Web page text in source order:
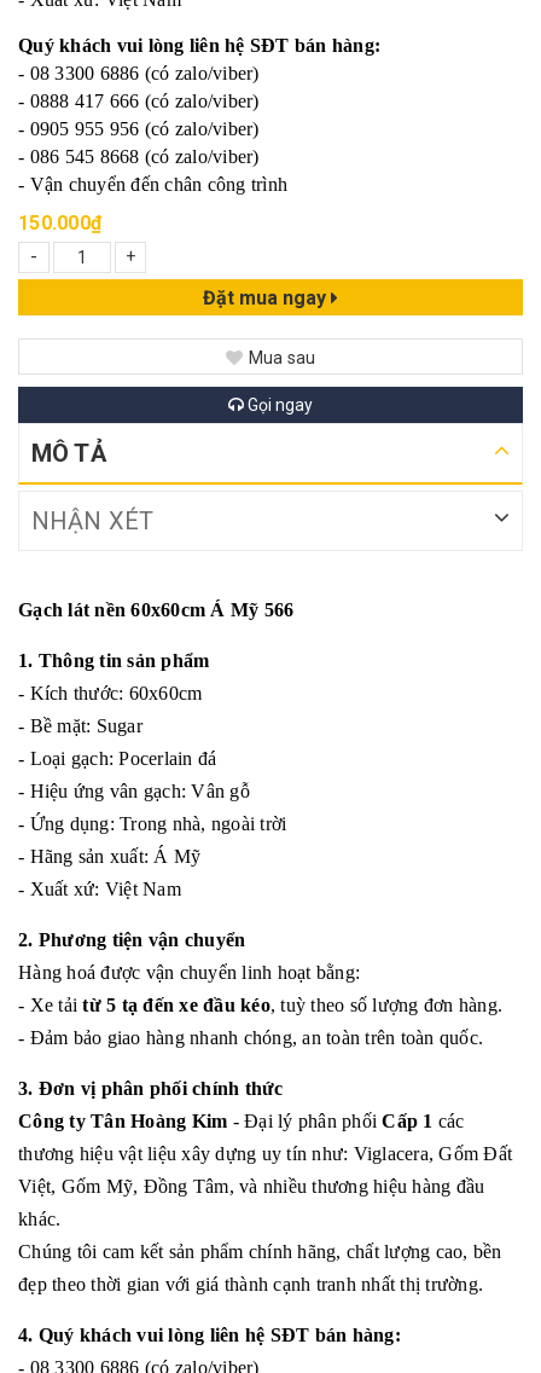
Quý khách vui lòng liên hệ SĐT bán hàng:
- 08 3300 6886 (có zalo/viber)
- 0888 417 666 (có zalo/viber)
- 0905 955 956 (có zalo/viber)
- 086 545 8668 (có zalo/viber)
- Vận chuyển đến chân công trình
150.000₫
-
+
Đặt mua ngay
Mua sau
Gọi ngay
MÔ TẢ
NHẬN XÉT
Gạch lát nền 60x60cm Á Mỹ 566
1. Thông tin sản phẩm
- Kích thước: 60x60cm
- Bề mặt: Sugar
- Loại gạch: Pocerlain đá
- Hiệu ứng vân gạch: Vân gỗ
- Ứng dụng: Trong nhà, ngoài trời
- Hãng sản xuất: Á Mỹ
- Xuất xứ: Việt Nam
2. Phương tiện vận chuyển
Hàng hoá được vận chuyển linh hoạt bằng:
- Xe tảitừ 5 tạ đến xe đầu kéo, tuỳ theo số lượng đơn hàng.
- Đảm bảo giao hàng nhanh chóng, an toàn trên toàn quốc.
3. Đơn vị phân phối chính thức
Công ty Tân Hoàng Kim - Đại lý phân phối Cấp 1 các
thương hiệu vật liệu xây dựng uy tín như: Viglacera, Gốm Đất
Việt, Gốm Mỹ, Đồng Tâm, và nhiều thương hiệu hàng đầu
khác.
Chúng tôi cam kết sản phẩm chính hãng, chất lượng cao, bền
đẹp theo thời gian với giá thành cạnh tranh nhất thị trường.
4. Quý khách vui lòng liên hệ SĐT bán hàng:
- 08 3300 6886 (có zalo/viber)